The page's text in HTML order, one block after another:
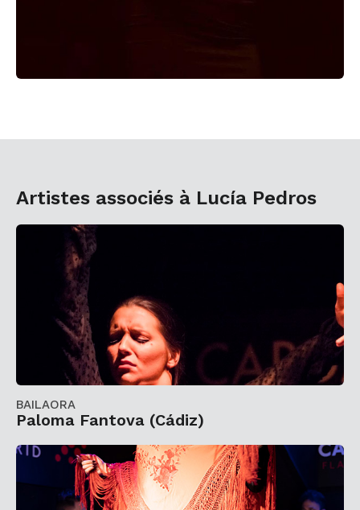
Artistes associés à Lucía Pedros
BAILAORA
Paloma Fantova (Cádiz)